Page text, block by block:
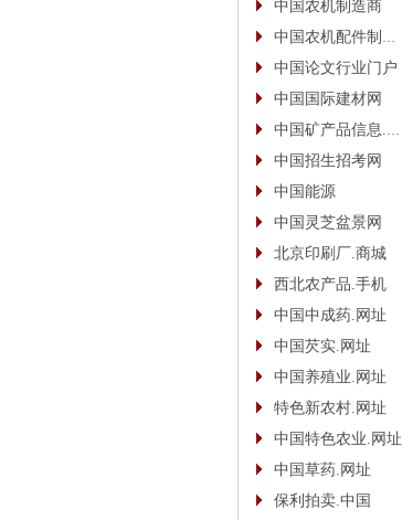
中国农机制造商
中国农机配件制造商
中国论文行业门户
中国国际建材网
中国矿产品信息.网址
中国招生招考网
中国能源
中国灵芝盆景网
北京印刷厂.商城
西北农产品.手机
中国中成药.网址
中国芡实.网址
中国养殖业.网址
特色新农村.网址
中国特色农业.网址
中国草药.网址
保利拍卖.中国